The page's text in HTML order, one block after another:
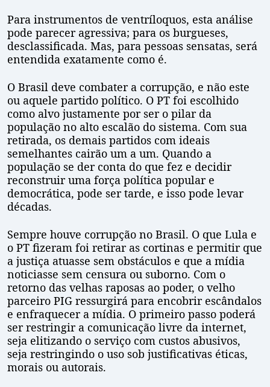
Para instrumentos de ventríloquos, esta análise
pode parecer agressiva; para os burgueses,
desclassificada. Mas, para pessoas sensatas, será
entendida exatamente como é.
O Brasil deve combater a corrupção, e não este
ou aquele partido político. O PT foi escolhido
como alvo justamente por ser o pilar da
população no alto escalão do sistema. Com sua
retirada, os demais partidos com ideais
semelhantes cairão um a um. Quando a
população se der conta do que fez e decidir
reconstruir uma força política popular e
democrática, pode ser tarde, e isso pode levar
décadas.
Sempre houve corrupção no Brasil. O que Lula e
o PT fizeram foi retirar as cortinas e permitir que
a justiça atuasse sem obstáculos e que a mídia
noticiasse sem censura ou suborno. Com o
retorno das velhas raposas ao poder, o velho
parceiro PIG ressurgirá para encobrir escândalos
e enfraquecer a mídia. O primeiro passo poderá
ser restringir a comunicação livre da internet,
seja elitizando o serviço com custos abusivos,
seja restringindo o uso sob justificativas éticas,
morais ou autorais.